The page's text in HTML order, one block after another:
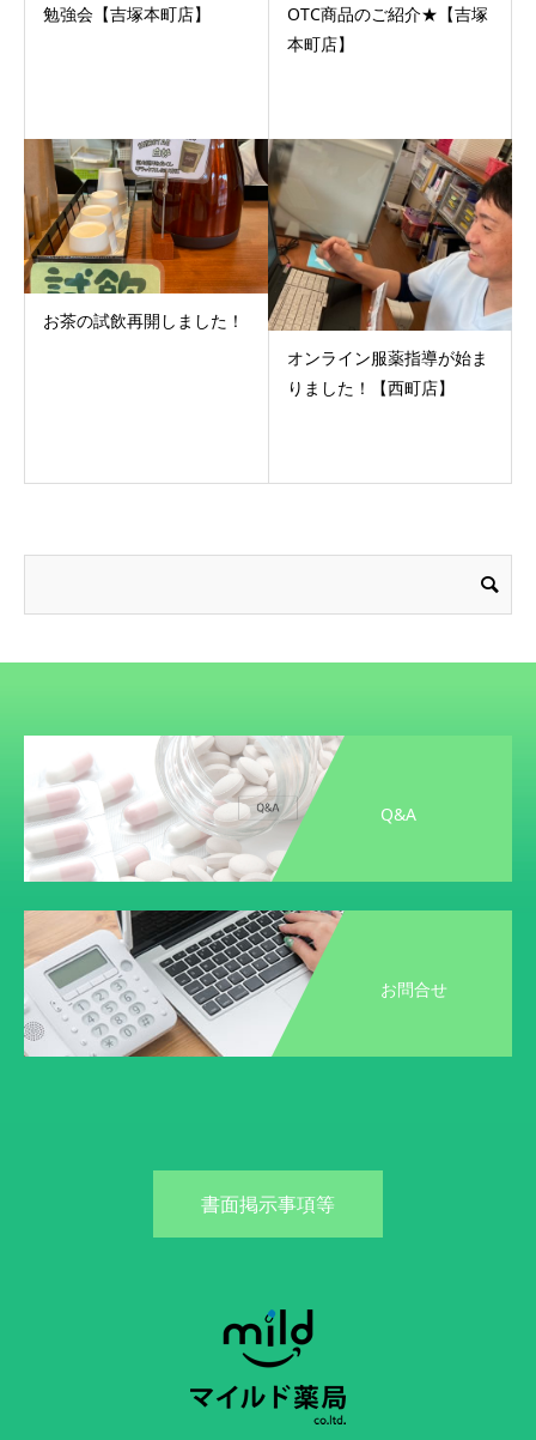
勉強会【吉塚本町店】
OTC商品のご紹介★【吉塚
本町店】
お茶の試飲再開しました！
オンライン服薬指導が始ま
りました！【西町店】
Q&A
お問合せ
書面掲示事項等